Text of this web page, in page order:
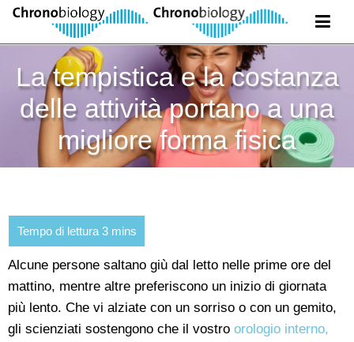
La tempistica e la costanza
delle attività portano a una
migliore forma fisica
Alcune persone saltano giù dal letto nelle prime ore del
mattino, mentre altre preferiscono un inizio di giornata
più lento. Che vi alziate con un sorriso o con un gemito,
gli scienziati sostengono che il vostro orologio interno,